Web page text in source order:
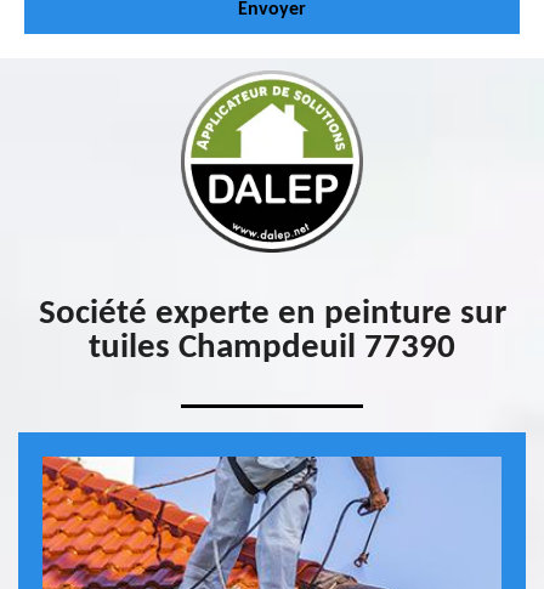
Société experte en peinture sur
tuiles Champdeuil 77390